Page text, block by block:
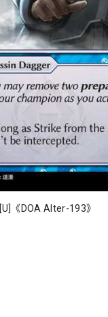
《DOA Alter-193》